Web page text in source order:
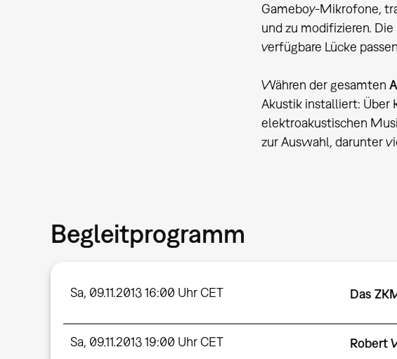
Gameboy-Mikrofone,
und zu modifizieren.
verfügbare Lücke
Währen der gesamten
Akustik installiert: Über
elektroakustischen
zur Auswahl, darunter
Begleitprogramm
Sa, 09.11.2013 16:00 Uhr CET Das
Sa, 09.11.2013 19:00 Uhr CET Robert